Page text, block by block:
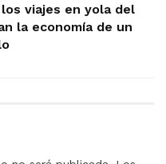
viajes en yola del
la economía de un